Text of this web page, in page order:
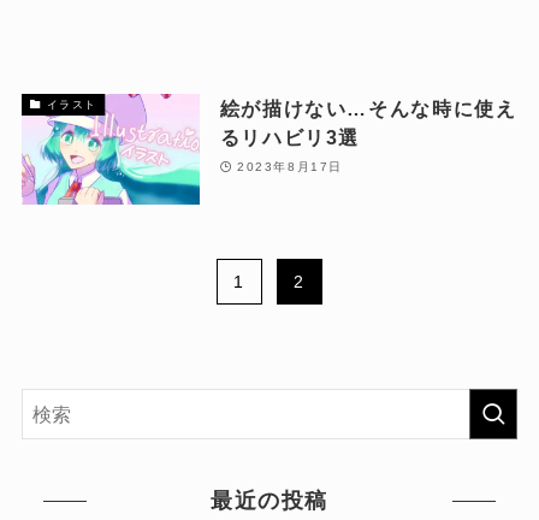
イラスト
絵が描けない…そんな時に使え
るリハビリ3選
2023年8月17日
1 2
最近の投稿